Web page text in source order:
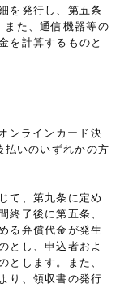
を発行し、第五条
また、通信機器等の
を計算するものと
ンラインカード決
いのいずれかの方
て、第九条に定め
終了後に第五条、
る弁償代金が発生
とし、申込者およ
とします。また、
り、領収書の発行